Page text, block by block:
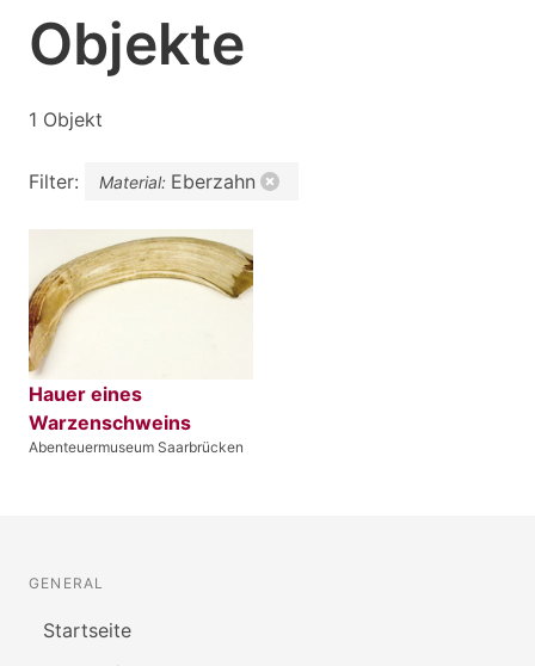
Objekte
1 Objekt
Filter: Material: Eberzahn
Hauer eines
Warzenschweins
Abenteuermuseum Saarbrücken
GENERAL
Startseite